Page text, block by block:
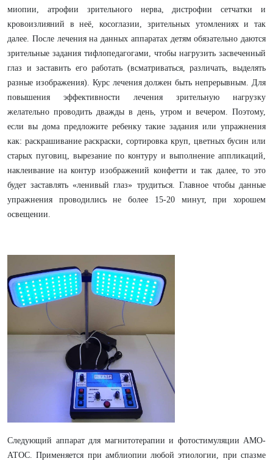
миопии, атрофии зрительного нерва, дистрофии сетчатки и
кровоизлияний в неё, косоглазии, зрительных утомлениях и так
далее. После лечения на данных аппаратах детям обязательно даются
зрительные задания тифлопедагогами, чтобы нагрузить засвеченный
глаз и заставить его работать (всматриваться, различать, выделять
разные изображения). Курс лечения должен быть непрерывным. Для
повышения эффективности лечения зрительную нагрузку
желательно проводить дважды в день, утром и вечером. Поэтому,
если вы дома предложите ребенку такие задания или упражнения
как: раскрашивание раскраски, сортировка круп, цветных бусин или
старых пуговиц, вырезание по контуру и выполнение аппликаций,
наклеивание на контур изображений конфетти и так далее, то это
будет заставлять «ленивый глаз» трудиться. Главное чтобы данные
упражнения проводились не более 15-20 минут, при хорошем
освещении.
Следующий аппарат для магнитотерапии и фотостимуляции АМО-
АТОС. Применяется при амблиопии любой этиологии, при спазме